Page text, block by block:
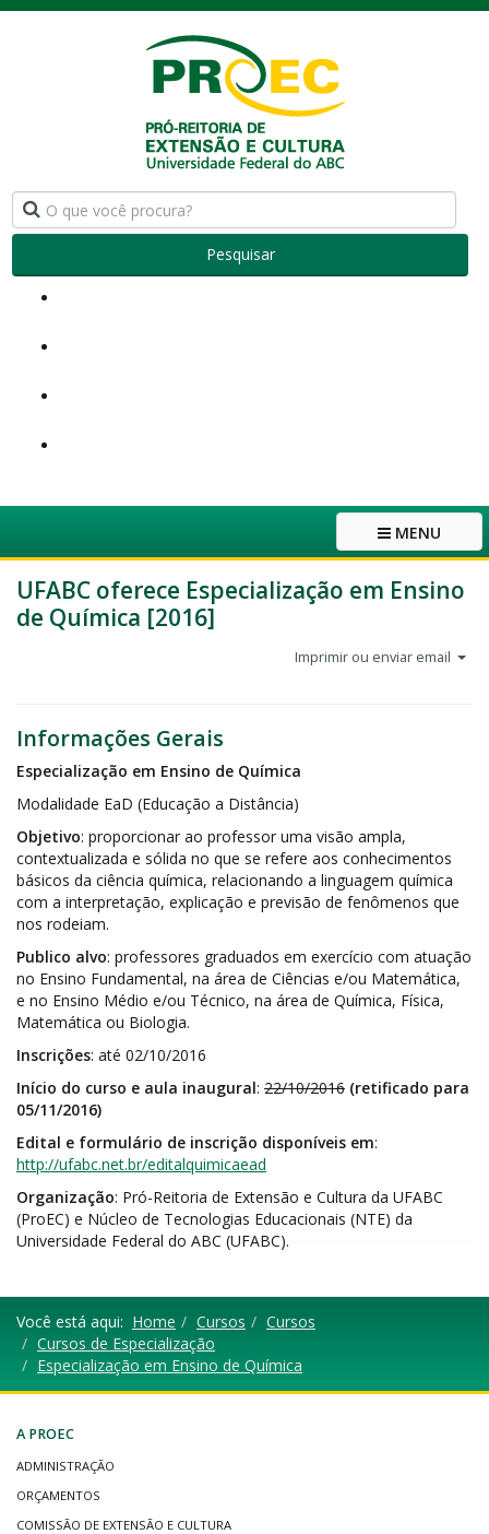
Pesquisar
MENU
UFABC oferece Especialização em Ensino
de Química [2016]
Imprimir ou enviar email
Informações Gerais
Especialização em Ensino de Química
Modalidade EaD (Educação a Distância)
Objetivo: proporcionar ao professor uma visão ampla,
contextualizada e sólida no que se refere aos conhecimentos
básicos da ciência química, relacionando a linguagem química
com a interpretação, explicação e previsão de fenômenos que
nos rodeiam.
Publico alvo: professores graduados em exercício com atuação
no Ensino Fundamental, na área de Ciências e/ou Matemática,
e no Ensino Médio e/ou Técnico, na área de Química, Física,
Matemática ou Biologia.
Inscrições: até 02/10/2016
Início do curso e aula inaugural: 22/10/2016 (retificado para
05/11/2016)
Edital e formulário de inscrição disponíveis em:
http://ufabc.net.br/editalquimicaead
Organização: Pró-Reitoria de Extensão e Cultura da UFABC
(ProEC) e Núcleo de Tecnologias Educacionais (NTE) da
Universidade Federal do ABC (UFABC).
Você está aqui: Home Cursos
Cursos
Cursos de Especialização
Especialização em Ensino de Química
A PROEC
ADMINISTRAÇÃO
ORÇAMENTOS
COMISSÃO DE EXTENSÃO E CULTURA